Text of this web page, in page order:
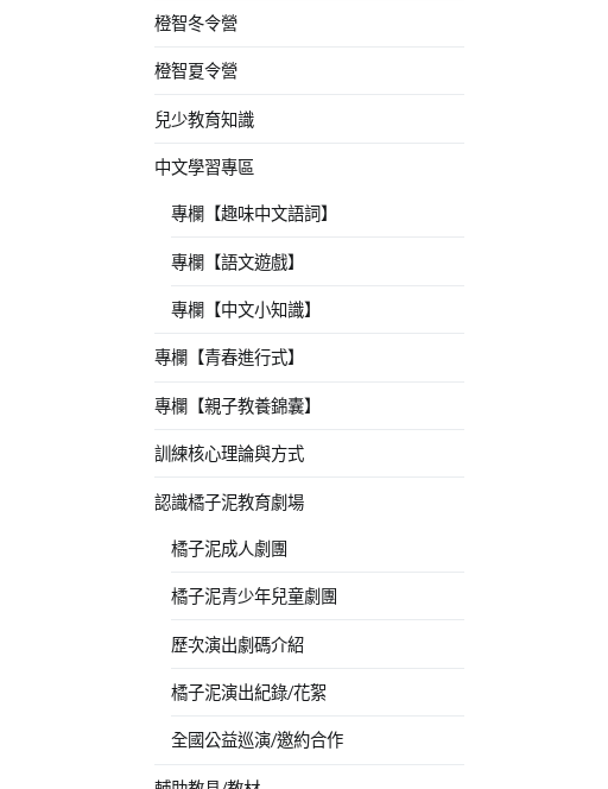
橙智冬令營
橙智夏令營
兒少教育知識
中文學習專區
專欄【趣味中文語詞】
專欄【語文遊戲】
專欄【中文小知識】
專欄【青春進行式】
專欄【親子教養錦囊】
訓練核心理論與方式
認識橘子泥教育劇場
橘子泥成人劇團
橘子泥青少年兒童劇團
歷次演出劇碼介紹
橘子泥演出紀錄/花絮
全國公益巡演/邀約合作